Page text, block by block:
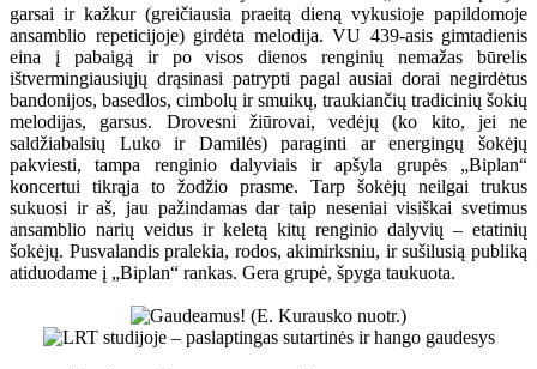
garsai ir kažkur (greičiausia praeitą dieną vykusioje papildomoje
ansamblio repeticijoje) girdėta melodija. VU 439-asis gimtadienis
eina į pabaigą ir po visos dienos renginių nemažas būrelis
ištvermingiausiųjų drąsinasi patrypti pagal ausiai dorai negirdėtus
bandonijos, basedlos, cimbolų ir smuikų, traukiančių tradicinių šokių
melodijas, garsus. Drovesni žiūrovai, vedėjų (ko kito, jei ne
saldžiabalsių Luko ir Damilės) paraginti ar energingų šokėjų
pakviesti, tampa renginio dalyviais ir apšyla grupės „Biplan“
koncertui tikrąja to žodžio prasme. Tarp šokėjų neilgai trukus
sukuosi ir aš, jau pažindamas dar taip neseniai visiškai svetimus
ansamblio narių veidus ir keletą kitų renginio dalyvių – etatinių
šokėjų. Pusvalandis pralekia, rodos, akimirksniu, ir sušilusią publiką
atiduodame į „Biplan“ rankas. Gera grupė, špyga taukuota.